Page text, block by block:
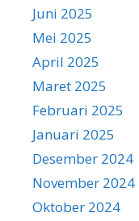
Juni 2025
Mei 2025
April 2025
Maret 2025
Februari 2025
Januari 2025
Desember 2024
November 2024
Oktober 2024